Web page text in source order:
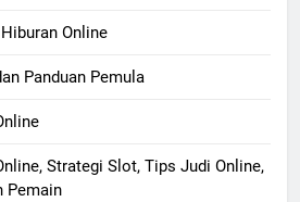
Online
Panduan Pemula
Strategi Slot, Tips Judi Online,
Pemain